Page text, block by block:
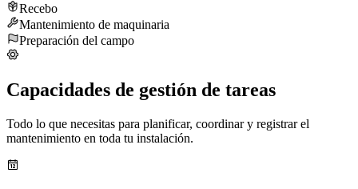
Recebo
Mantenimiento de maquinaria
Preparación del campo
Capacidades de gestión de tareas
Todo lo que necesitas para planificar, coordinar y registrar el
mantenimiento en toda tu instalación.